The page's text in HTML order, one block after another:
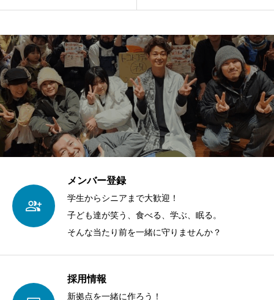
メンバー登録
学生からシニアまで大歓迎！
子ども達が笑う、食べる、学ぶ、眠る。
そんな当たり前を一緒に守りませんか？
採用情報
新拠点を一緒に作ろう！